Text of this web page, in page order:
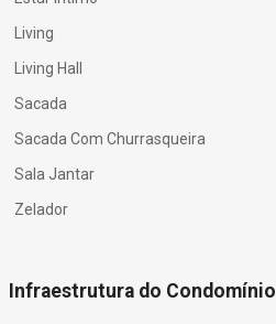
Living
Living Hall
Sacada
Sacada Com Churrasqueira
Sala Jantar
Zelador
Infraestrutura do Condomínio